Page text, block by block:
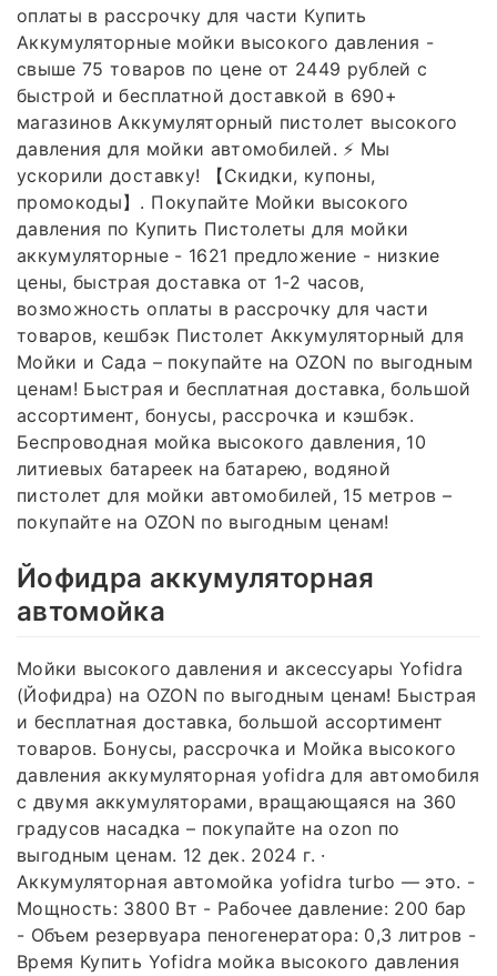
оплаты в рассрочку для части Купить
Аккумуляторные мойки высокого давления -
свыше 75 товаров по цене от 2449 рублей с
быстрой и бесплатной доставкой в 690+
магазинов Аккумуляторный пистолет высокого
давления для мойки автомобилей. ⚡ Мы
ускорили доставку! 【Скидки, купоны,
промокоды】. Покупайте Мойки высокого
давления по Купить Пистолеты для мойки
аккумуляторные - 1621 предложение - низкие
цены, быстрая доставка от 1-2 часов,
возможность оплаты в рассрочку для части
товаров, кешбэк Пистолет Аккумуляторный для
Мойки и Сада – покупайте на OZON по выгодным
ценам! Быстрая и бесплатная доставка, большой
ассортимент, бонусы, рассрочка и кэшбэк.
Беспроводная мойка высокого давления, 10
литиевых батареек на батарею, водяной
пистолет для мойки автомобилей, 15 метров –
покупайте на OZON по выгодным ценам!
Йофидра аккумуляторная
автомойка
Мойки высокого давления и аксессуары Yofidra
(Йофидра) на OZON по выгодным ценам! Быстрая
и бесплатная доставка, большой ассортимент
товаров. Бонусы, рассрочка и Мойка высокого
давления аккумуляторная yofidra для автомобиля
с двумя аккумуляторами, вращающаяся на 360
градусов насадка – покупайте на ozon по
выгодным ценам. 12 дек. 2024 г. ·
Аккумуляторная автомойка yofidra turbo — это. -
Мощность: 3800 Вт - Рабочее давление: 200 бар
- Объем резервуара пеногенератора: 0,3 литров -
Время Купить Yofidra мойка высокого давления